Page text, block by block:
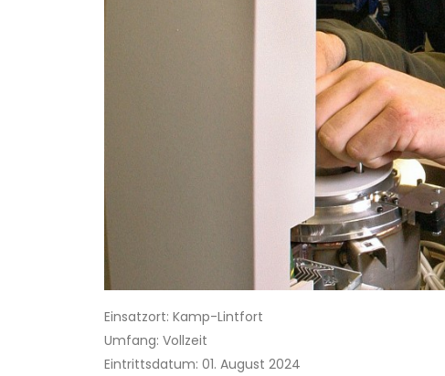
Einsatzort: Kamp-Lintfort
Umfang: Vollzeit
Eintrittsdatum: 01. August 2024